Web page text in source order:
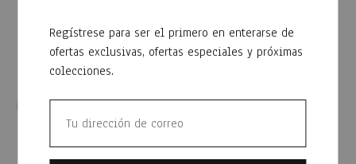
1,890
WISHLIST
Regístrese para ser el primero en enterarse de
ofertas exclusivas, ofertas especiales y próximas
colecciones.